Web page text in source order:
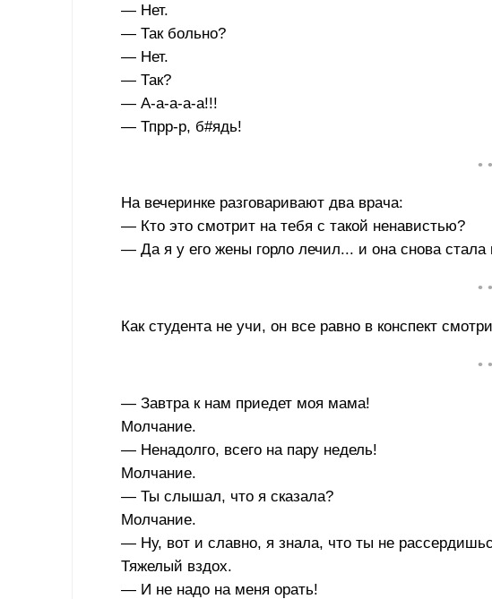
— Нет.
— Так больно?
— Нет.
— Так?
— А-а-а-а-а!!!
— Тпрр-р, б#ядь!
•
На вечеринке разговаривают два врача:
— Кто это смотрит на тебя с такой ненавистью?
— Да я у его жены горло лечил... и она снова стала
•
Как студента не учи, он все равно в конспект
•
— Завтра к нам приедет моя мама!
Молчание.
— Ненадолго, всего на пару недель!
Молчание.
— Ты слышал, что я сказала?
Молчание.
— Ну, вот и славно, я знала, что ты не
Тяжелый вздох.
— И не надо на меня орать!